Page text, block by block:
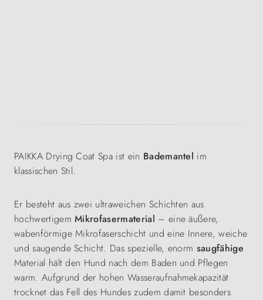
PAIKKA Drying Coat Spa ist ein Bademantel im
klassischen Stil.
Er besteht aus zwei ultraweichen Schichten aus
hochwertigemMikrofasermaterial – eine äußere,
wabenförmige Mikrofaserschicht und eine Innere, weiche
und saugende Schicht. Das spezielle, enorm saugfähige
Material hält den Hund nach dem Baden und Pflegen
warm. Aufgrund der hohen Wasseraufnahmekapazität
trocknet das Fell des Hundes zudem damit besonders